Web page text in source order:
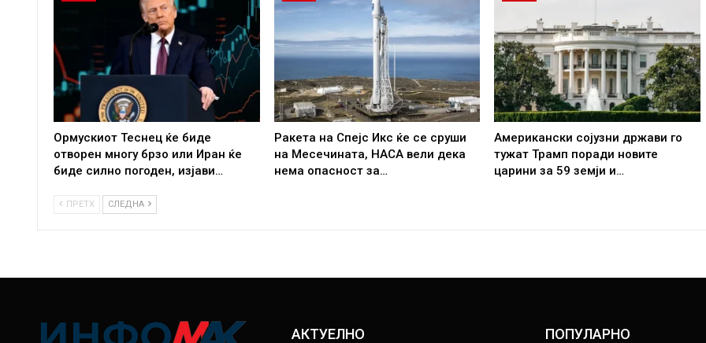
Ормускиот Теснец ќе биде
отворен многу брзо или Иран ќе
биде силно погоден, изјави…
Ракета на Спејс Икс ќе се сруши
на Месечината, НАСА вели дека
нема опасност за…
Американски сојузни држави го
тужат Трамп поради новите
царини за 59 земји и…
ПРЕТХ СЛЕДНА
АКТУЕЛНО ПОПУЛАРНО